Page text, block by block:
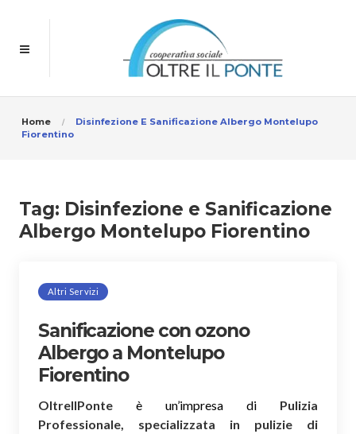
Home
Disinfezione E Sanificazione Albergo Montelupo
Fiorentino
Tag: Disinfezione e Sanificazione
Albergo Montelupo Fiorentino
Altri Servizi
Sanificazione con ozono
Albergo a Montelupo
Fiorentino
OltreIlPonte è un’impresa di Pulizia
Professionale, specializzata in pulizie di